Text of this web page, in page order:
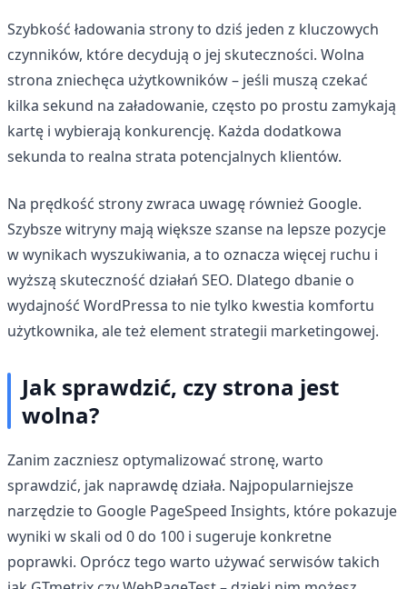
Szybkość ładowania strony to dziś jeden z kluczowych
czynników, które decydują o jej skuteczności. Wolna
strona zniechęca użytkowników – jeśli muszą czekać
kilka sekund na załadowanie, często po prostu zamykają
kartę i wybierają konkurencję. Każda dodatkowa
sekunda to realna strata potencjalnych klientów.
Na prędkość strony zwraca uwagę również Google.
Szybsze witryny mają większe szanse na lepsze pozycje
w wynikach wyszukiwania, a to oznacza więcej ruchu i
wyższą skuteczność działań SEO. Dlatego dbanie o
wydajność WordPressa to nie tylko kwestia komfortu
użytkownika, ale też element strategii marketingowej.
Jak sprawdzić, czy strona jest
wolna?
Zanim zaczniesz optymalizować stronę, warto
sprawdzić, jak naprawdę działa. Najpopularniejsze
narzędzie to Google PageSpeed Insights, które pokazuje
wyniki w skali od 0 do 100 i sugeruje konkretne
poprawki. Oprócz tego warto używać serwisów takich